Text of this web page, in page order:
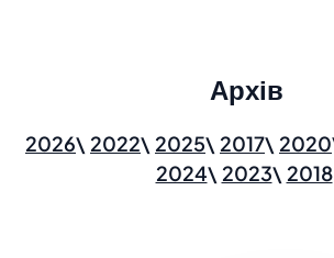
Архів
2026 2022 2025 2017 2020
2024
2023 2018